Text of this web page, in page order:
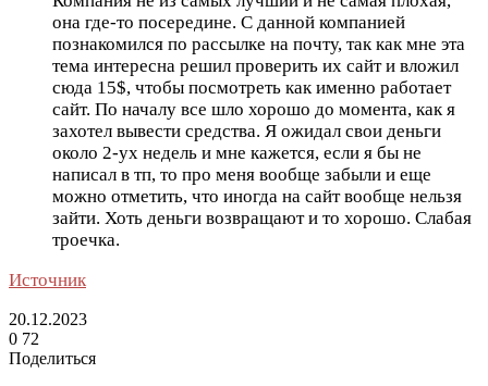
она где-то посередине. С данной компанией
познакомился по рассылке на почту, так как мне эта
тема интересна решил проверить их сайт и вложил
сюда 15$, чтобы посмотреть как именно работает
сайт. По началу все шло хорошо до момента, как я
захотел вывести средства. Я ожидал свои деньги
около 2-ух недель и мне кажется, если я бы не
написал в тп, то про меня вообще забыли и еще
можно отметить, что иногда на сайт вообще нельзя
зайти. Хоть деньги возвращают и то хорошо. Слабая
троечка.
Источник
20.12.2023
0 72
Поделиться